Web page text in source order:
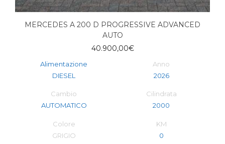
MERCEDES A 200 D PROGRESSIVE ADVANCED
AUTO
40.900,00€
Alimentazione
DIESEL
Anno
2026
Cambio
AUTOMATICO
Cilindrata
2000
Colore
GRIGIO
KM
0